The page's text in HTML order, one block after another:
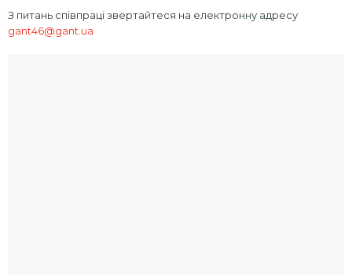
З питань співпраці звертайтеся на електронну адресу
gant46@gant.ua